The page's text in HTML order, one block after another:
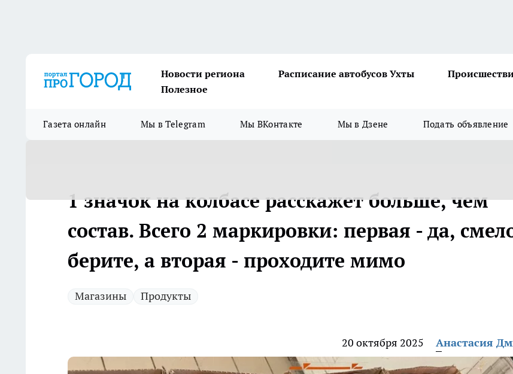
Новости региона Расписание автобусов Ухты
Полезное
Газета онлайн Мы в Telegram Мы ВКонтакте Мы в Дзене Подать объявление
1 значок на колбасе расскажет больше, чем
состав. Всего 2 маркировки: первая - да,
берите, а вторая - проходите мимо
Магазины Продукты
20 октября 2025 Анастасия